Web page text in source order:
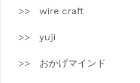
wire craft
yuji
おかげマインド